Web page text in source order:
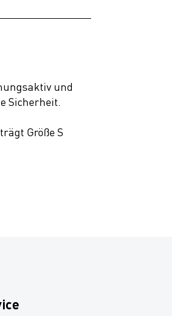
und
Sicherheit.
Größe S